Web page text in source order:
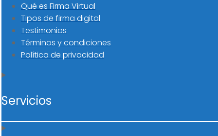
Qué es Firma Virtual
Tipos de firma digital
Testimonios
Términos y condiciones
Política de privacidad
Servicios